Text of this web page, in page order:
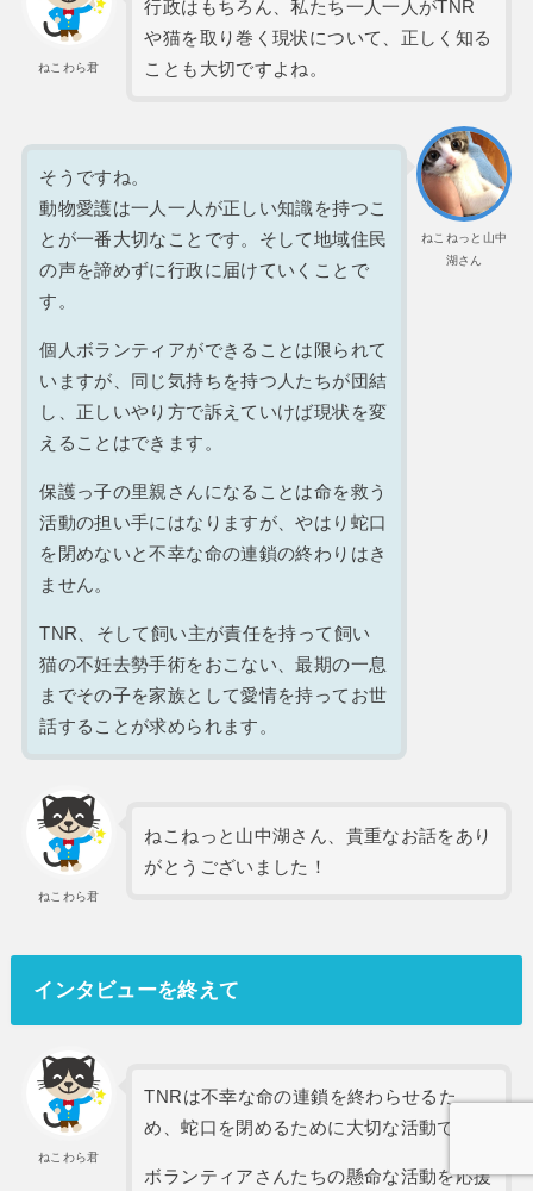
ねこわら君
行政はもちろん、私たち一人一人がTNR
や猫を取り巻く現状について、正しく知る
ことも大切ですよね。
ねこねっと山中
湖さん
そうですね。
動物愛護は一人一人が正しい知識を持つこ
とが一番大切なことです。そして地域住民
の声を諦めずに行政に届けていくことで
す。
個人ボランティアができることは限られて
いますが、同じ気持ちを持つ人たちが団結
し、正しいやり方で訴えていけば現状を変
えることはできます。
保護っ子の里親さんになることは命を救う
活動の担い手にはなりますが、やはり蛇口
を閉めないと不幸な命の連鎖の終わりはき
ません。
TNR、そして飼い主が責任を持って飼い
猫の不妊去勢手術をおこない、最期の一息
までその子を家族として愛情を持ってお世
話することが求められます。
ねこわら君
ねこねっと山中湖さん、貴重なお話をあり
がとうございました！
インタビューを終えて
ねこわら君
TNRは不幸な命の連鎖を終わらせるた
め、蛇口を閉めるために大切な活動です。
ボランティアさんたちの懸命な活動を応援